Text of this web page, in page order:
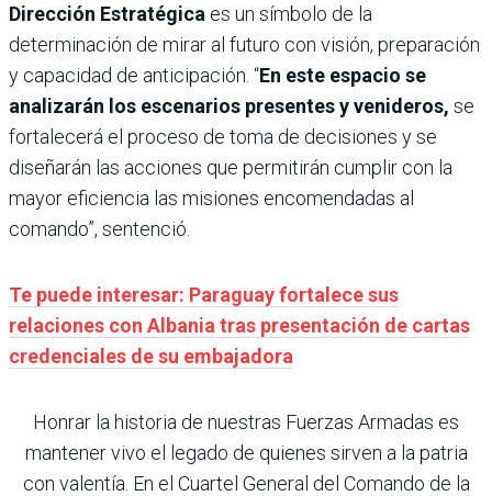
Dirección Estratégica es un símbolo de la
determinación de mirar al futuro con visión, preparación
y capacidad de anticipación. “En este espacio se
analizarán los escenarios presentes y venideros, se
fortalecerá el proceso de toma de decisiones y se
diseñarán las acciones que permitirán cumplir con la
mayor eficiencia las misiones encomendadas al
comando”, sentenció.
Te puede interesar: Paraguay fortalece sus
relaciones con Albania tras presentación de cartas
credenciales de su embajadora
Honrar la historia de nuestras Fuerzas Armadas es
mantener vivo el legado de quienes sirven a la patria
con valentía. En el Cuartel General del Comando de la